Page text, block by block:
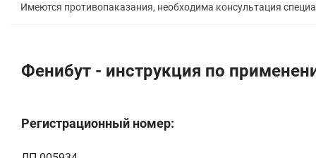
Имеются противопаказания, необходима консультация
Фенибут - инструкция по
Регистрационный номер: